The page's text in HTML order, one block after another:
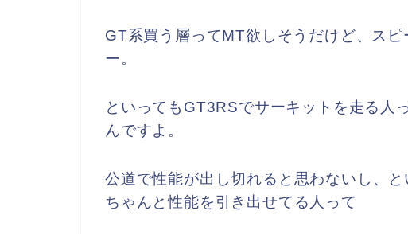
GT系買う層ってMT欲しそうだけど、ス
ー。
といってもGT3RSでサーキットを走る人
んですよ。
公道で性能が出し切れると思わないし、
ちゃんと性能を引き出せてる人って